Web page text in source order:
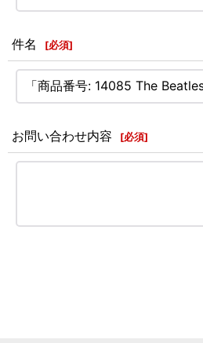
件名 [必須]
お問い合わせ内容 [必須]